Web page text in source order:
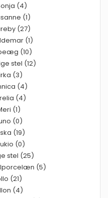
(4)
(1)
(27)
(1)
(10)
stel (12)
(3)
(4)
(4)
(1)
(0)
(19)
(0)
stel (25)
(5)
(21)
(4)